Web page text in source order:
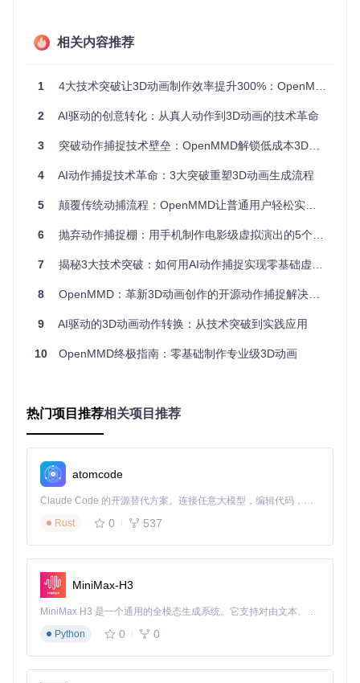
作时间的42%，且每秒钟动画的生成成本高达150-300美元。
视频即可实现25个关键骨骼点的实时检测，其核心创新在于引
法通过分析连续帧之间的运动轨迹，构建人体关节点的动态关
感知。
行业痛点：传统单目动捕方案普遍存在关节点抖动（平均误差
应"。
解决方案：系统内置的Procrustes分析模块能够自动校正关节
角度异常值，配合基于LSTM的运动预测网络，将动作抖动降
低62%。通过引入人体运动学约束模型，即使在肢体遮挡超过
30%的情况下，仍能保持91.7%的关节点识别准确率。
ms以内，达到30fps实时性要求。
eb599fdb038c5388b33390/3D Pose Baseline to VMD/imgs/
viz_example.png?utm_source=gitcode_repo_files)
侧为传统2D姿态检测结果，右侧为OpenMMD的3D姿态推断
D开发了三级平滑处理流水线。首先通过卡尔曼滤波去除高频
噪声，接着应用B样条曲线拟合运动轨迹，最后通过人体动力
学模型进行物理约束校验。这一过程如同音频处理中的降噪算
相关内容推荐
1 4大技术突破让3D动画制作效率提升300%：OpenMMD全解析
2 AI驱动的创意转化：从真人动作到3D动画的技术革命
3 突破动作捕捉技术壁垒：OpenMMD解锁低成本3D动画创作新范式
4 AI动作捕捉技术革命：3大突破重塑3D动画生成流程
5 颠覆传统动捕流程：OpenMMD让普通用户轻松实现专业级3D动画创作
6 抛弃动作捕捉棚：用手机制作电影级虚拟演出的5个突破点
7 揭秘3大技术突破：如何用AI动作捕捉实现零基础虚拟角色动画创作
8 OpenMMD：革新3D动画创作的开源动作捕捉解决方案
9 AI驱动的3D动画动作转换：从技术突破到实践应用
10 OpenMMD终极指南：零基础制作专业级3D动画
热门项目推荐相关项目推荐
atomcode
Claude Code 的开源替代方案。连接任意大模型，编辑代码，运行命令，自动验证 — 全自动执行。用 Rust 构建，极致性能。 ｜ An open-source alternative to Claude Code. Connect any LLM, edit code, run commands, and verify changes — autonomously. Built in Rust for speed. Get Started
Rust
0 537
MiniMax-H3
MiniMax H3 是一个通用的全模态生成系统。它支持对由文本、图像、视频和音频组成的多模态上下文进行统一理解，并能生成分辨率高达 2K、时长可达 15 秒的带原生立体声音频的视频。得益于面向任务泛化的系统设计，H3 在预训练阶段就已具备广泛的多模态上下文理解与生成能力，能够出色地执行复杂的多模态指令。
Python
0 0